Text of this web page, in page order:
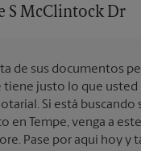
S McClintock Dr
de sus documentos
tiene justo lo que usted
Si está buscando
en Tempe, venga a
Pase por aquí hoy y